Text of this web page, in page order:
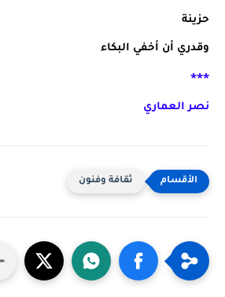
حزينة
وقدري أن أخفي البكاء
***
نصر العماري
ثقافة وفنون